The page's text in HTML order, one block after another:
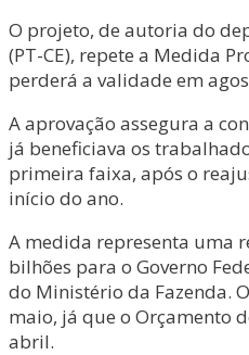
O projeto, de autoria do
(PT-CE), repete a Medida
perderá a validade em
A aprovação assegura a
já beneficiava os
primeira faixa, após o
início do ano.
A medida representa uma
bilhões para o Governo
do Ministério da Fazenda.
maio, já que o Orçamento
abril.